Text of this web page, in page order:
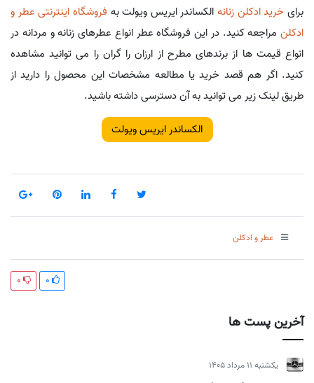
آخرین پست ها
يكشنبه 11 مرداد 1405
برای خرید ادکلن زنانهالکساندر ایریس ویولت به فروشگاه اینترنتی عطر و
ادکلن مراجعه کنید. در این فروشگاه عطر انواع عطرهای زنانه و مردانه در
انواع قیمت ها از برندهای مطرح از ارزان را گران را می توانید مشاهده
کنید. اگر هم قصد خرید یا مطالعه مشخصات این محصول را دارید از
طریق لینک زیر می توانید به آن دسترسی داشته باشید.
الکساندر ایریس ویولت
عطر و ادکلن